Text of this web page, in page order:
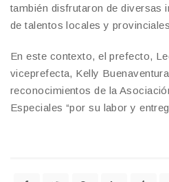
también disfrutaron de diversas
de talentos locales y
En este contexto, el prefecto,
viceprefecta, Kelly
reconocimientos de la
Especiales “por su labor y